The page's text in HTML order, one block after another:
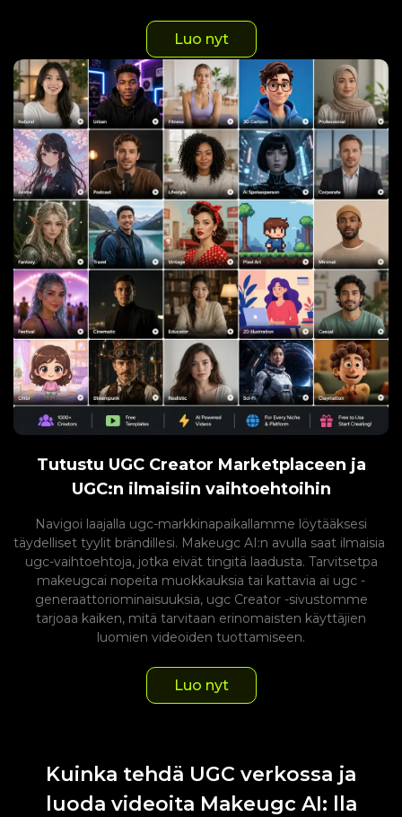
Luo nyt
Tutustu UGC Creator Marketplaceen ja
UGC:n ilmaisiin vaihtoehtoihin
Navigoi laajalla ugc-markkinapaikallamme löytääksesi
täydelliset tyylit brändillesi. Makeugc AI:n avulla saat ilmaisia ​​
ugc-vaihtoehtoja, jotka eivät tingitä laadusta. Tarvitsetpa
makeugcai nopeita muokkauksia tai kattavia ai ugc -
generaattoriominaisuuksia, ugc Creator -sivustomme
tarjoaa kaiken, mitä tarvitaan erinomaisten käyttäjien
luomien videoiden tuottamiseen.
Luo nyt
Kuinka tehdä UGC verkossa ja
luoda videoita Makeugc AI: lla